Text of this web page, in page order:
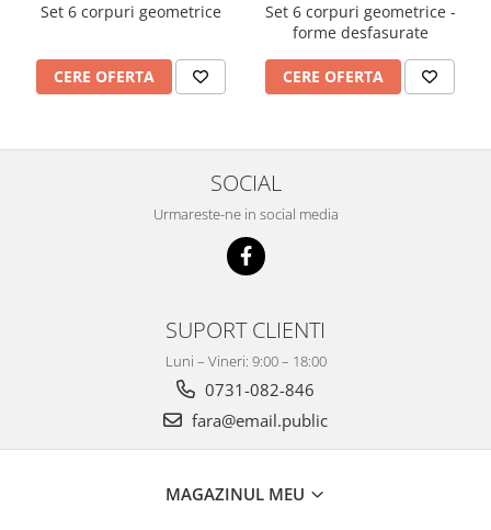
Set 6 corpuri geometrice
CERE OFERTA
Set 6 corpuri geometrice -
forme desfasurate
CERE OFERTA
SOCIAL
Urmareste-ne in social media
SUPORT CLIENTI
Luni – Vineri: 9:00 – 18:00
0731-082-846
fara@email.public
MAGAZINUL MEU